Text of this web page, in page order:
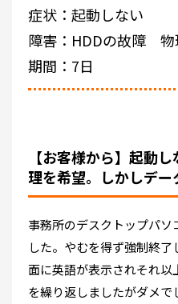
症状：起動しない
障害：HDDの故障 物
期間：7日
【お客様から】起動
理を希望。しかしデ
事務所のデスクトップパソ
した。やむを得ず強制終
面に英語が表示されそれ
を繰り返しましたがダメ